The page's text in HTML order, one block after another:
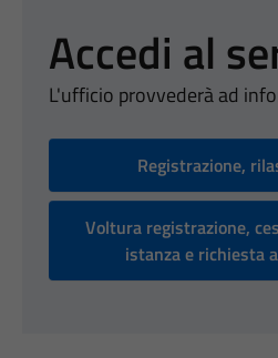
Accedi al
L'ufficio provvederà ad
Registrazione,
Voltura registrazione,
istanza e richiesta